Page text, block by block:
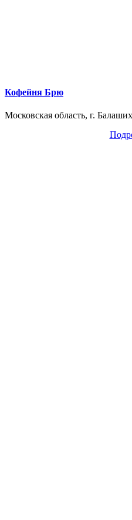
Кофейня Брю
Московская область, г.